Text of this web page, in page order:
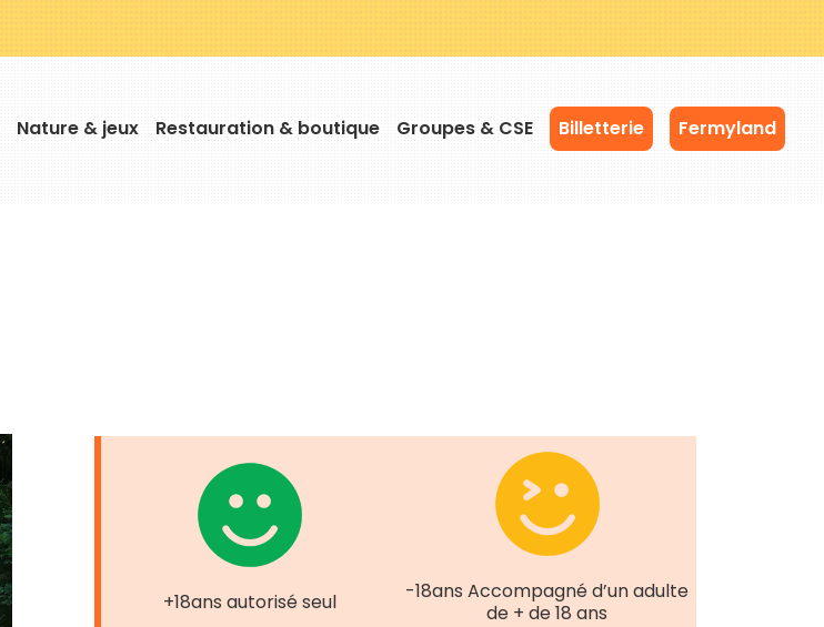
Nature & jeux Restauration & boutique Groupes & CSE Billetterie Fermyland
+18ans autorisé seul
-18ans Accompagné d’un adulte
de + de 18 ans